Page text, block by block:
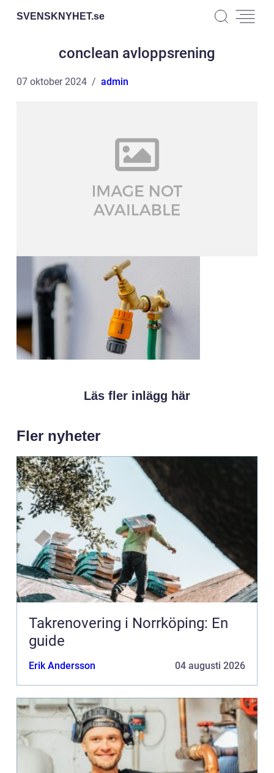
SVENSKNYHET.se
conclean avloppsrening
07 oktober 2024 admin
Läs fler inlägg här
Fler nyheter
Takrenovering i Norrköping: En
guide
Erik Andersson 04 augusti 2026